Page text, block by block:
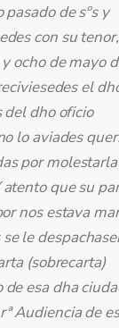
de sºs y
con su tenor,
ocho de mayo
el
dho oficio
lo aviades
por
que su
nos estava
le
(sobrecarta)
esa dha
Audiencia de